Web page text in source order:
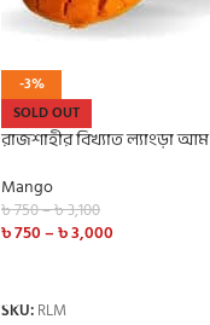
-3%
SOLD OUT
রাজশাহীর বিখ্যাত ল্যাংড়া আম
Mango
৳750–৳3,100
৳750–৳3,000
SKU: RLM